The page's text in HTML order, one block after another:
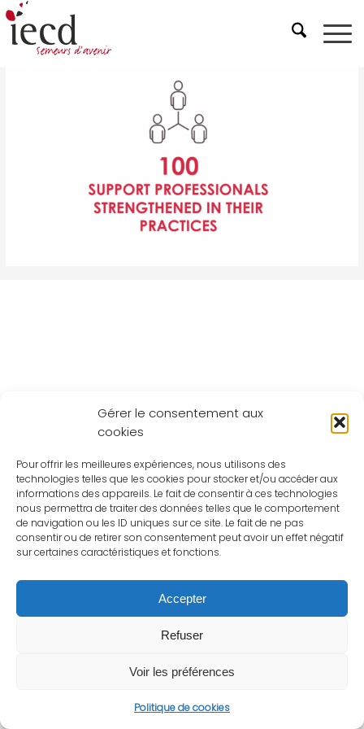
Gérer le consentement aux
cookies
Pour offrir les meilleures expériences, nous utilisons des
technologies telles que les cookies pour stocker et/ou accéder aux
informations des appareils. Le fait de consentir à ces technologies
nous permettra de traiter des données telles que le comportement
de navigation ou les ID uniques sur ce site. Le fait de ne pas
consentir ou de retirer son consentement peut avoir un effet négatif
sur certaines caractéristiques et fonctions.
Accepter
Refuser
Voir les préférences
Politique de cookies